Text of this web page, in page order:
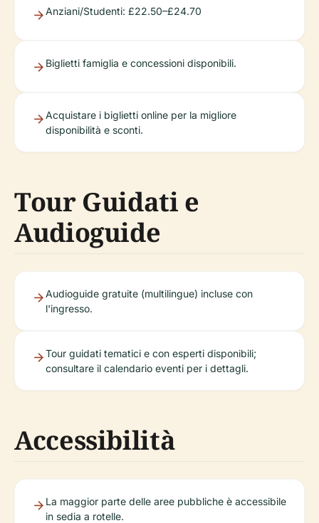
Anziani/Studenti: £22.50–£24.70
Biglietti famiglia e concessioni disponibili.
Acquistare i biglietti online per la migliore
disponibilità e sconti.
Tour Guidati e
Audioguide
Audioguide gratuite (multilingue) incluse con
l'ingresso.
Tour guidati tematici e con esperti disponibili;
consultare il calendario eventi per i dettagli.
Accessibilità
La maggior parte delle aree pubbliche è accessibile
in sedia a rotelle.